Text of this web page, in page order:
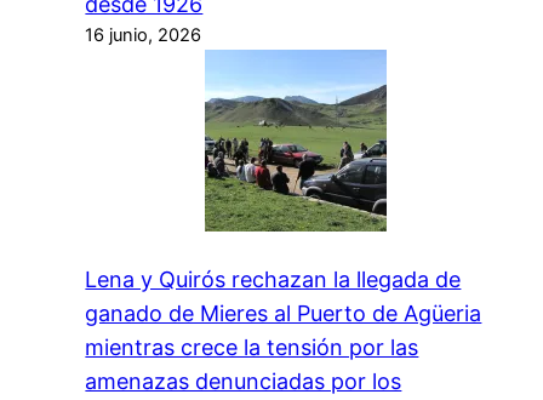
16 junio, 2026
Lena y Quirós rechazan la llegada de
ganado de Mieres al Puerto de Agüeria
mientras crece la tensión por las
amenazas denunciadas por los